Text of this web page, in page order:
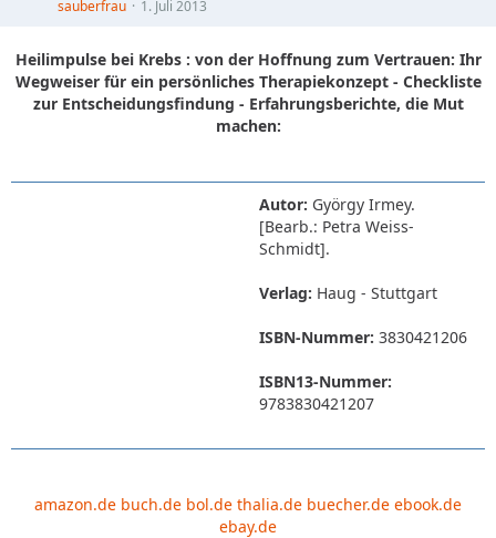
sauberfrau 1. Juli 2013
Heilimpulse bei Krebs : von der Hoffnung zum Vertrauen: Ihr
Wegweiser für ein persönliches Therapiekonzept - Checkliste
zur Entscheidungsfindung - Erfahrungsberichte, die Mut
machen:
Autor: György Irmey.
[Bearb.: Petra Weiss-
Schmidt].
Verlag: Haug - Stuttgart
ISBN-Nummer: 3830421206
ISBN13-Nummer:
9783830421207
amazon.de buch.de bol.de thalia.de buecher.de ebook.de
ebay.de